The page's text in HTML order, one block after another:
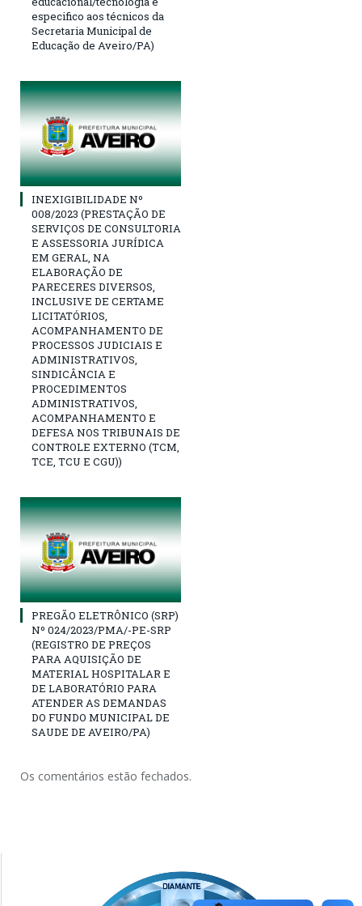
especifico aos técnicos da
Secretaria Municipal de
Educação de Aveiro/PA)
INEXIGIBILIDADE Nº
008/2023 (PRESTAÇÃO DE
SERVIÇOS DE CONSULTORIA
E ASSESSORIA JURÍDICA
EM GERAL, NA
ELABORAÇÃO DE
PARECERES DIVERSOS,
INCLUSIVE DE CERTAME
LICITATÓRIOS,
ACOMPANHAMENTO DE
PROCESSOS JUDICIAIS E
ADMINISTRATIVOS,
SINDICÂNCIA E
PROCEDIMENTOS
ADMINISTRATIVOS,
ACOMPANHAMENTO E
DEFESA NOS TRIBUNAIS DE
CONTROLE EXTERNO (TCM,
TCE, TCU E CGU))
PREGÃO ELETRÔNICO (SRP)
Nº 024/2023/PMA/-PE-SRP
(REGISTRO DE PREÇOS
PARA AQUISIÇÃO DE
MATERIAL HOSPITALAR E
DE LABORATÓRIO PARA
ATENDER AS DEMANDAS
DO FUNDO MUNICIPAL DE
SAUDE DE AVEIRO/PA)
Os comentários estão fechados.